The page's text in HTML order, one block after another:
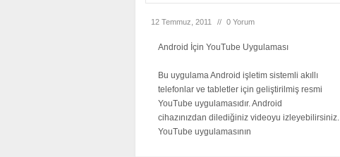
12 Temmuz, 2011 // 0 Yorum
Android İçin YouTube Uygulaması
Bu uygulama Android işletim sistemli akıllı
telefonlar ve tabletler için geliştirilmiş resmi
YouTube uygulamasıdır. Android
cihazınızdan dilediğiniz videoyu izleyebilirsiniz.
YouTube uygulamasının